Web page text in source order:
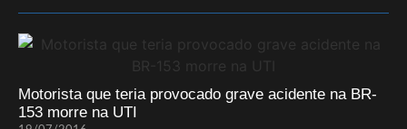
Motorista que teria provocado grave acidente na BR-
153 morre na UTI